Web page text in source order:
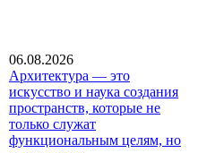
06.08.2026
Архитектура — это
искусство и наука создания
пространств, которые не
только служат
функциональным целям, но